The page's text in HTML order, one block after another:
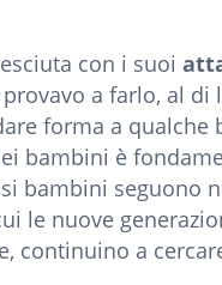
con i suoi
a farlo, al
forma a
bambini è
bambini seguono
le nuove
continuino a